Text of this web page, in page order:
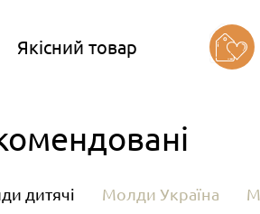
Якісний товар
дитячі Молди Україна